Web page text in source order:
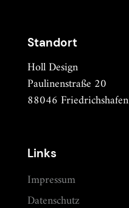
Standort
Holl Design
Paulinenstraße 20
88046 Friedrichshafen
Links
Impressum
Datenschutz